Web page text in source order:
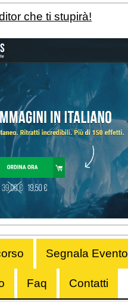
che ti stupirà!
Segnala Evento
Faq Contatti